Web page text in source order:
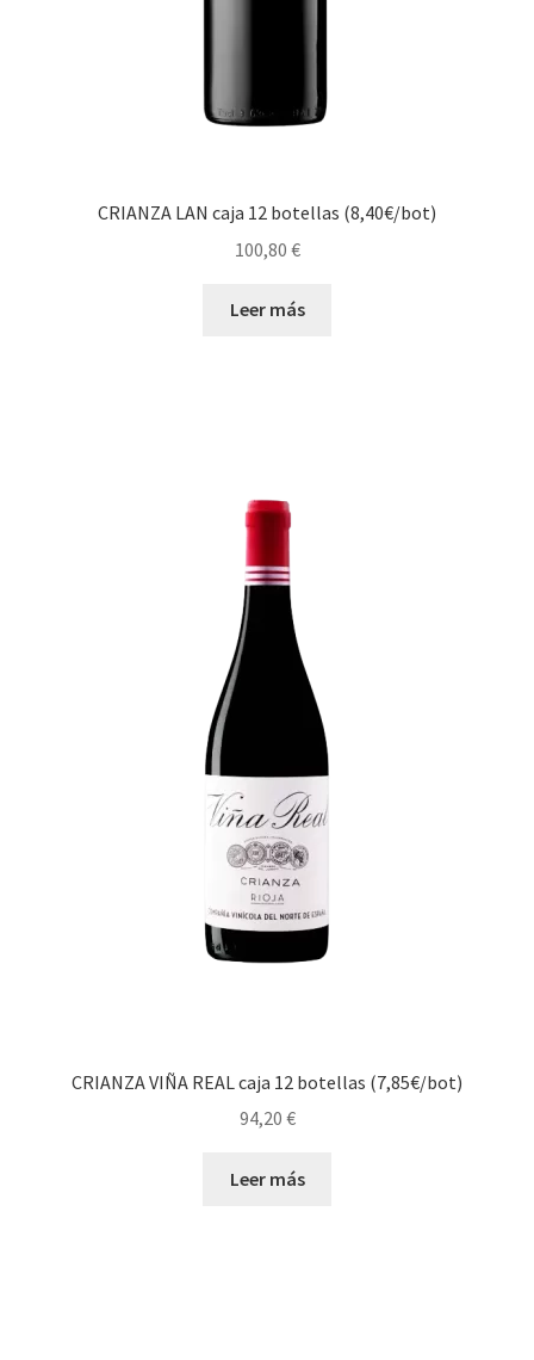
CRIANZA LAN caja 12 botellas (8,40€/bot)
100,80 €
Leer más
CRIANZA VIÑA REAL caja 12 botellas (7,85€/bot)
94,20 €
Leer más